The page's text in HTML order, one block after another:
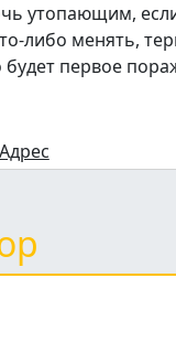
утопающим,
либо менять,
первое
Адрес